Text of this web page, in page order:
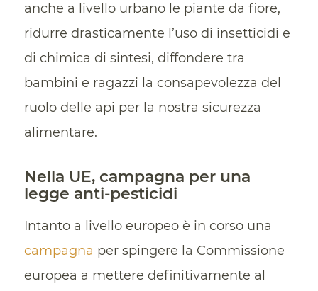
anche a livello urbano le piante da fiore,
ridurre drasticamente l’uso di insetticidi e
di chimica di sintesi, diffondere tra
bambini e ragazzi la consapevolezza del
ruolo delle api per la nostra sicurezza
alimentare.
Nella UE, campagna per una
legge anti-pesticidi
Intanto a livello europeo è in corso una
campagna per spingere la Commissione
europea a mettere definitivamente al